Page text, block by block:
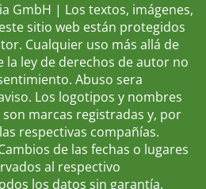
GmbH | Los textos, imágenes,
sitio web están protegidos
Cualquier uso más allá de
la ley de derechos de autor no
Abuso sera
Los logotipos y nombres
marcas registradas y, por
respectivas compañías.
de las fechas o lugares
al respectivo
los datos sin garantía.